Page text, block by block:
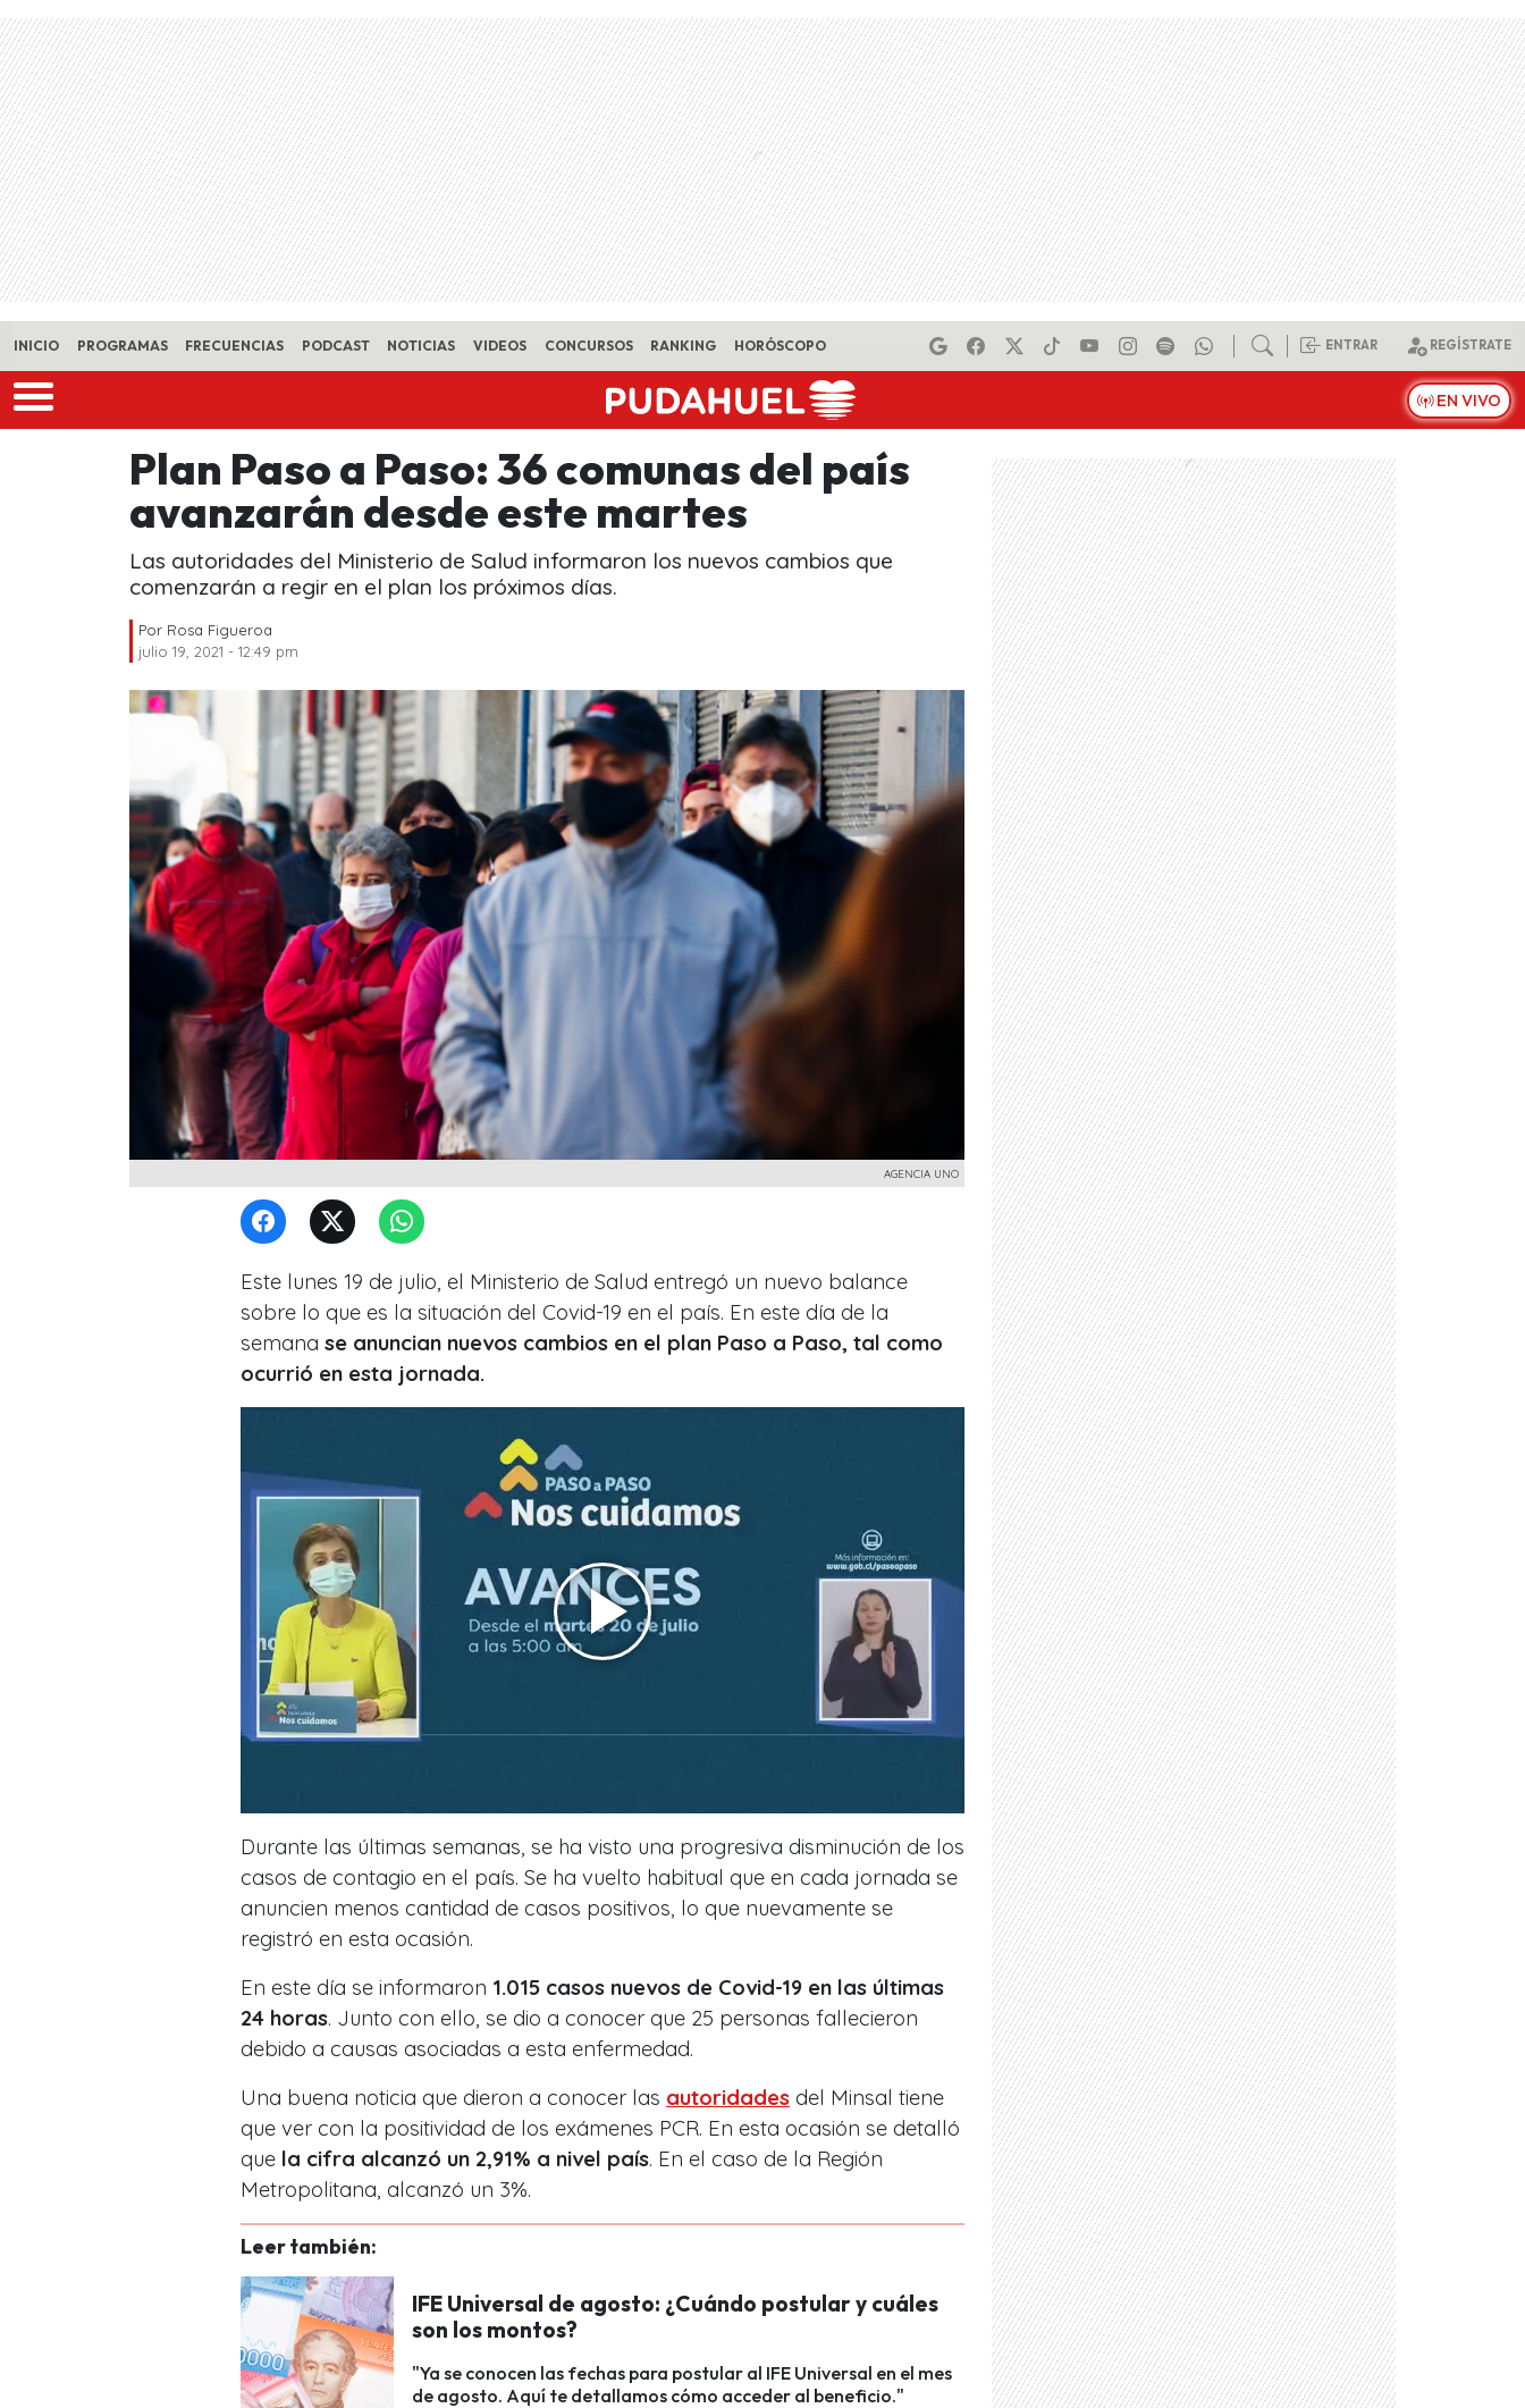
Skip to main content
INICIO PROGRAMAS FRECUENCIAS PODCAST NOTICIAS VIDEOS CONCURSOS RANKING HORÓSCOPO ENTRAR REGÍSTRATE
EN VIVO
Plan Paso a Paso: 36 comunas del país
avanzarán desde este martes
Las autoridades del Ministerio de Salud informaron los nuevos cambios que
comenzarán a regir en el plan los próximos días.
Por Rosa Figueroa
julio 19, 2021 - 12:49 pm
AGENCIA UNO
Este lunes 19 de julio, el Ministerio de Salud entregó un nuevo balance
sobre lo que es la situación del Covid-19 en el país. En este día de la
semana se anuncian nuevos cambios en el plan Paso a Paso, tal como
ocurrió en esta jornada.
Durante las últimas semanas, se ha visto una progresiva disminución de los
casos de contagio en el país. Se ha vuelto habitual que en cada jornada se
anuncien menos cantidad de casos positivos, lo que nuevamente se
registró en esta ocasión.
En este día se informaron 1.015 casos nuevos de Covid-19 en las últimas
24 horas. Junto con ello, se dio a conocer que 25 personas fallecieron
debido a causas asociadas a esta enfermedad.
Una buena noticia que dieron a conocer las autoridades del Minsal tiene
que ver con la positividad de los exámenes PCR. En esta ocasión se detalló
que la cifra alcanzó un 2,91% a nivel país. En el caso de la Región
Metropolitana, alcanzó un 3%.
Leer también:
IFE Universal de agosto: ¿Cuándo postular y cuáles
son los montos?
"Ya se conocen las fechas para postular al IFE Universal en el mes
de agosto. Aquí te detallamos cómo acceder al beneficio."